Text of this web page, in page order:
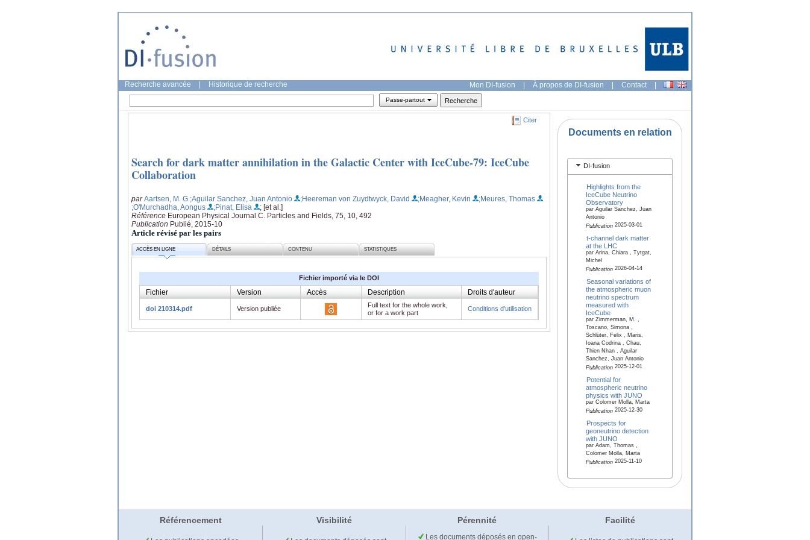
Recherche avancée Historique de recherche Mon DI-fusion | À propos de DI-fusion | Contact |
Passe-partout
Citer
Search for dark matter annihilation in the Galactic Center with IceCube-79: IceCube
Collaboration
parAartsen, M. G. ;Aguilar Sanchez, Juan Antonio ;Heereman von Zuydtwyck, David ;Meagher, Kevin
;Meures, Thomas
;O'Murchadha, Aongus
;Pinat, Elisa
; [et al.]
Référence European Physical Journal C. Particles and Fields, 75, 10, 492
Publication Publié, 2015-10
Article révisé par les pairs
ACCÈS EN LIGNE DÉTAILS CONTENU STATISTIQUES
Fichier importé via le DOI
Fichier Version Accès Description Droits d'auteur
doi 210314.pdf Version publiée
Full text for the whole work,
or for a work part
Conditions d'utilisation
Documents en relation
DI-fusion
Highlights from the
IceCube Neutrino
Observatory
par Aguilar Sanchez, Juan
Antonio
Publication2025-03-01
t-channel dark matter
at the LHC
par Arina, Chiara , Tytgat,
Michel
Publication2026-04-14
Seasonal variations of
the atmospheric muon
neutrino spectrum
measured with
IceCube
par Zimmerman, M. ,
Toscano, Simona ,
Schlüter, Felix , Maris,
Ioana Codrina , Chau,
Thien Nhan , Aguilar
Sanchez, Juan Antonio
Publication2025-12-01
Potential for
atmospheric neutrino
physics with JUNO
par Colomer Molla, Marta
Publication2025-12-30
Prospects for
geoneutrino detection
with JUNO
par Adam, Thomas ,
Colomer Molla, Marta
Publication2025-11-10
Référencement Visibilité Pérennité Facilité
Les documents déposés en open-